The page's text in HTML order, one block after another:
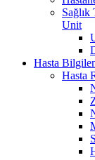
Unit
Hasta
Hasta